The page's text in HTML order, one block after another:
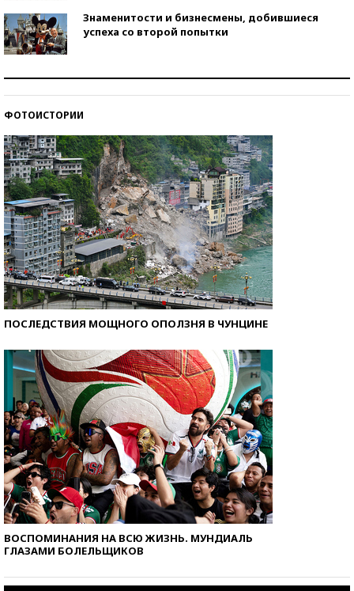
Знаменитости и бизнесмены, добившиеся
успеха со второй попытки
ФОТОИСТОРИИ
ПОСЛЕДСТВИЯ МОЩНОГО ОПОЛЗНЯ В ЧУНЦИНЕ
ВОСПОМИНАНИЯ НА ВСЮ ЖИЗНЬ. МУНДИАЛЬ
ГЛАЗАМИ БОЛЕЛЬЩИКОВ